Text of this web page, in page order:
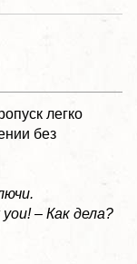
легко
без
– Как дела?